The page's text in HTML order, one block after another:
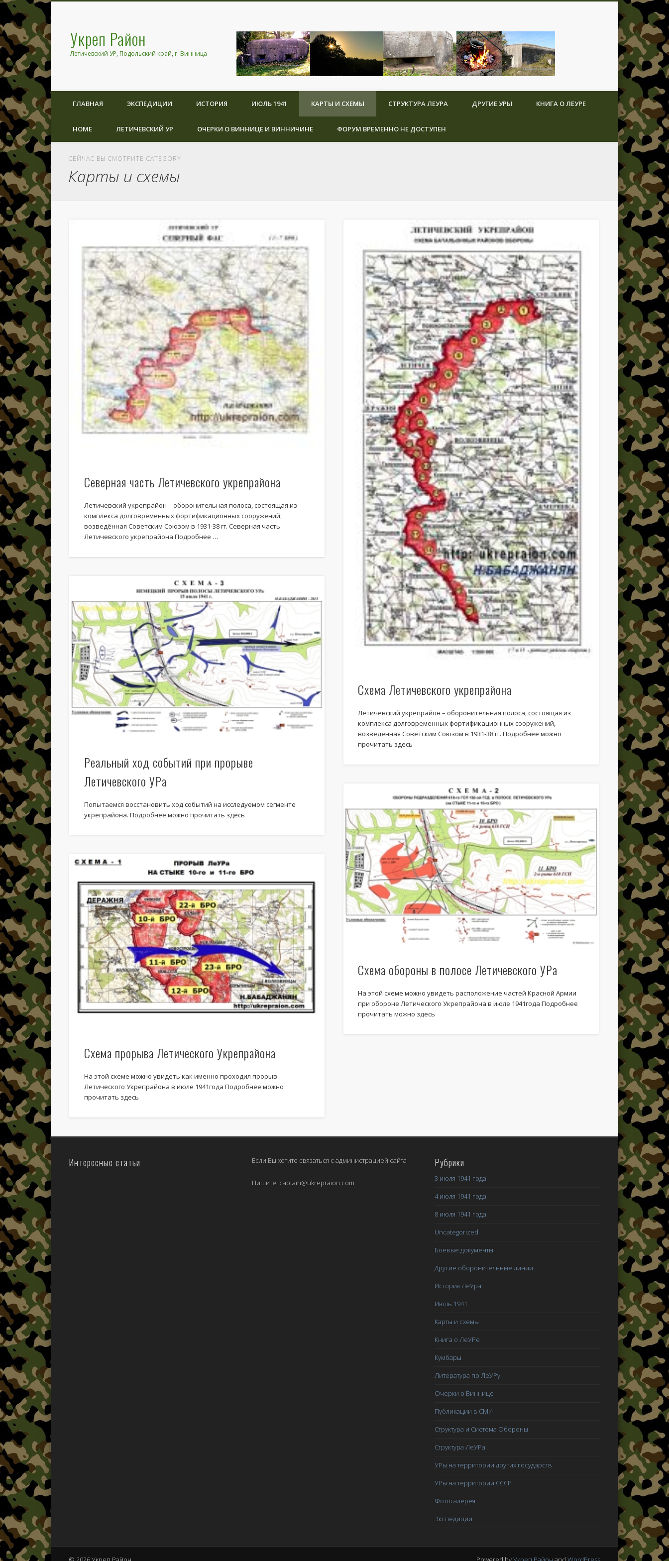
Укреп Район
Летичевский УР, Подольский край, г. Винница
Запомнить меня
История возведения ЛеУРа, его фортификационные особенности
Боевые действия в июле 1941 года
Карты и схемы ЛеУРа
Отчеты о поездках и экспедициях
Очерки по истории Винничины
Поиск
Hello world!
Батальонный район обороны № 21
Батальонный район обороны № 19
Батальонный район обороны № 18
Recent Comments
Летичевский укрепрайон на велосипеде часть 3 | Укреп Район
Летичевский укрепрайон на велосипеде часть 2
Летичевский укрепрайон на велосипеде часть 2 | Укреп Район
SHAHк Прорыв Летичевского укрепрайона
Николай БабаджанянкОсенние краски ЛеУРа
alex weltкОсенние краски ЛеУРа
Archives
Август 2025
Август 2020
Январь 2014
Декабрь 2013
ГЛАВНАЯ ЭКСПЕДИЦИИ ИСТОРИЯ ИЮЛЬ 1941 КАРТЫ И СХЕМЫ СТРУКТУРА ЛЕУРА ДРУГИЕ УРЫ КНИГА О ЛЕУРЕ
HOME ЛЕТИЧЕВСКИЙ УР ОЧЕРКИ О ВИННИЦЕ И ВИННИЧИНЕ ФОРУМ ВРЕМЕННО НЕ ДОСТУПЕН
СЕЙЧАС ВЫ СМОТРИТЕ CATEGORY
Карты и схемы
Северная часть Летичевского укрепрайона
Летичевский укрепрайон – оборонительная полоса, состоящая из
комплекса долговременных фортификационных сооружений,
возведённая Советским Союзом в 1931-38 гг. Северная часть
Летичевского укрепрайона Подробнее …
Схема Летичевского укрепрайона
Летичевский укрепрайон – оборонительная полоса, состоящая из
комплекса долговременных фортификационных сооружений,
возведённая Советским Союзом в 1931-38 гг. Подробнее можно
прочитать здесь
Реальный ход событий при прорыве
Летичевского УРа
Попытаемся восстановить ход событий на исследуемом сегменте
укрепрайона. Подробнее можно прочитать здесь
Схема обороны в полосе Летичевского УРа
На этой схеме можно увидеть расположение частей Красной Армии
при обороне Летического Укрепрайона в июле 1941года Подробнее
прочитать можно здесь
Схема прорыва Летического Укрепрайона
На этой схеме можно увидеть как именно проходил прорыв
Летического Укрепрайона в июле 1941года Подробнее можно
прочитать здесь
Интересные статьи Если Вы хотите связаться с администрацией сайта
Пишите: captain@ukrepraion.com
Рубрики
3 июля 1941 года
4 июля 1941 года
8 июля 1941 года
Uncategorized
Боевые документы
Другие оборонительные линии
История ЛеУра
Июль 1941
Карты и схемы
Книга о ЛеУРе
Кумбары
Литература по ЛеУРу
Очерки о Виннице
Публикации в СМИ
Структура и Система Обороны
Структура ЛеУРа
УРы на территории других государств
УРы на территории СССР
Фотогалерея
Экспедиции